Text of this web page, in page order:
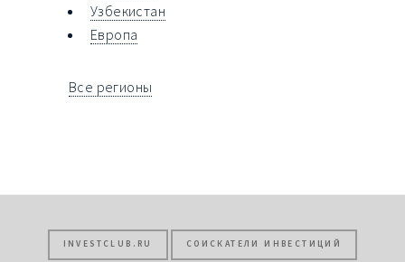
Узбекистан
Европа
Все регионы
INVESTCLUB.RU СОИСКАТЕЛИ ИНВЕСТИЦИЙ